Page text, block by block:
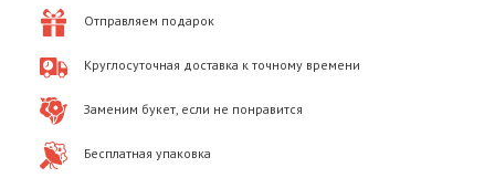
Отправляем подарок
Круглосуточная доставка к точному времени
Заменим букет, если не понравится
Бесплатная упаковка